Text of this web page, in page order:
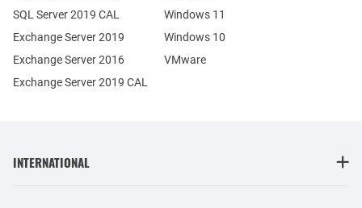
Exchange Server 2019
Exchange Server 2016
SQL Server 2019 CAL
Exchange Server 2019 CAL
Windows 11
Windows 10
VMware
INTERNATIONAL